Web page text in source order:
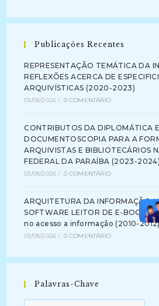
Publicações Recentes
REPRESENTAÇÃO TEMÁTICA DA
REFLEXÕES ACERCA DE
ARQUIVÍSTICAS (2020-2023)
03/08/2026 / 0 COMENTÁRIO
CONTRIBUTOS DA DIPLOMÁTICA
DOCUMENTOSCOPIA PARA A
ARQUIVISTAS E BIBLIOTECÁRIOS
FEDERAL DA PARAÍBA (2023-2024)
03/08/2026 / 0 COMENTÁRIO
ARQUITETURA DA INFORMAÇÃO
SOFTWARE LEITOR DE E-BOOK:
no acesso a informação (2010-
03/08/2026 / 0 COMENTÁRIO
Palavras-Chave